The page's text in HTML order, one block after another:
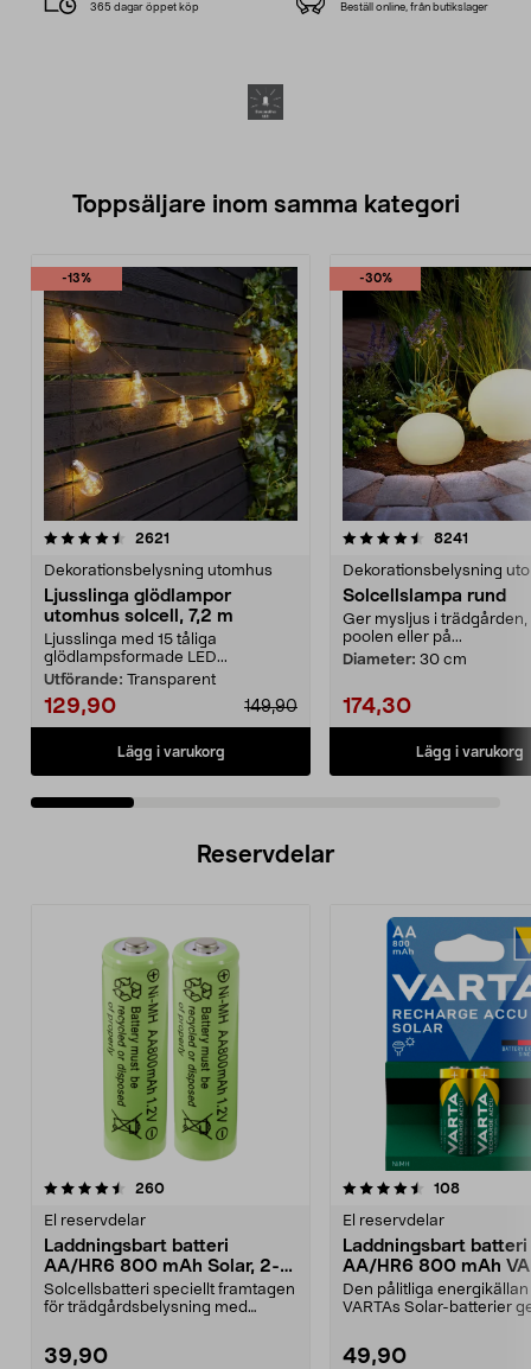
365 dagar öppet köp Beställ online, från butikslager
Toppsäljare inom samma kategori
-13%
2621
Dekorationsbelysning utomhus
Ljusslinga glödlampor
utomhus solcell, 7,2 m
Ljusslinga med 15 tåliga
glödlampsformade LED...
Utförande: Transparent
129,90 149,90
Lägg i varukorg
-30%
4.5 av 5 stjärnor 8241
Dekorationsbelysning
Solcellslampa rund
Ger mysljus i trädgården,
poolen eller på...
Diameter: 30 cm
174,30
Lägg i varukorg
4.5 av 5 stjärnor
Reservdelar
260recensioner
El reservdelar
Laddningsbart batteri
AA/HR6 800 mAh Solar, 2-
pack
Solcellsbatteri speciellt framtagen
för trädgårdsbelysning med
39,90
4.5av 5 stjärnor 108
El reservdelar
Laddningsbart batteri
AA/HR6 800 mAh
Solar
Den pålitliga
VARTAs Solar-batterier
49,90